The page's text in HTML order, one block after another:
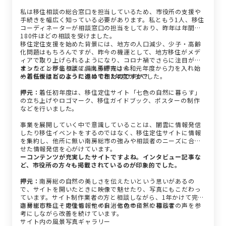
私は移住相談の総合窓口を担当しているため、市役所の支援や
手続きを幅広く知っている必要があります。私ともう1人、移住
コーディネーターが相談窓口の担当をしており、昨年は年間
180件ほどの相談を受けました。
移住定住支援を始めた背景には、地方の人口減少、少子・高齢
化問題はもちろんですが、昨今の機運として、地方移住がメデ
ィアで取り上げられるようになり、コロナ禍でさらに注目が集
まったことがあります。南房総市は令和元年度から力を入れ始
め、私が担当になったのは令和3年度からでした。
オンライン移住相談に備える押元さん
ー着任後はどのように進めてきたのですか？
押元：着任初年度は、移住定住サイト「七色の自然に暮らす」
の立ち上げやロゴマーク、移住ガイドブック、ポスターの制作
などを行いました。
事業を展開していく中で意識していることは、闇雲に情報発信
したり移住イベントをするのではなく、移住定住サイトに情報
を集約し、他所に無い南房総市の強みや相談者のニーズに合わ
せた情報発信を心がけています。
ーコンテンツが充実したサイトですよね。インタビュー記事な
ど、市役所の方々も掲載されているのが印象的でした。
押元：南房総の自然の美しさを伝えたいという思いがあるの
で、サイトを開いたときに映像で魅せたり、写真にもこだわっ
ています。サイト制作業者の方と相談しながら、1年かけて完成
させました。その後も、他の自治体のサイトや相談者の声を参
考にしながら改善を続けています。
南房総市移住・定住情報サイト／七色の自然に暮らす
サイト内の風景写真ギャラリー